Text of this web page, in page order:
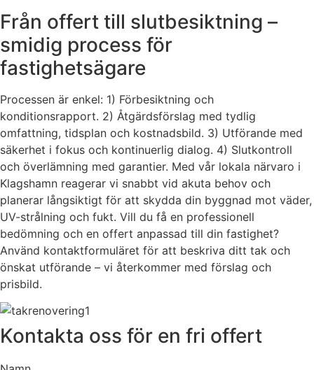
Från offert till slutbesiktning –
smidig process för
fastighetsägare
Processen är enkel: 1) Förbesiktning och
konditionsrapport. 2) Åtgärdsförslag med tydlig
omfattning, tidsplan och kostnadsbild. 3) Utförande med
säkerhet i fokus och kontinuerlig dialog. 4) Slutkontroll
och överlämning med garantier. Med vår lokala närvaro i
Klagshamn reagerar vi snabbt vid akuta behov och
planerar långsiktigt för att skydda din byggnad mot väder,
UV-strålning och fukt. Vill du få en professionell
bedömning och en offert anpassad till din fastighet?
Använd kontaktformuläret för att beskriva ditt tak och
önskat utförande – vi återkommer med förslag och
prisbild.
Kontakta oss för en fri offert